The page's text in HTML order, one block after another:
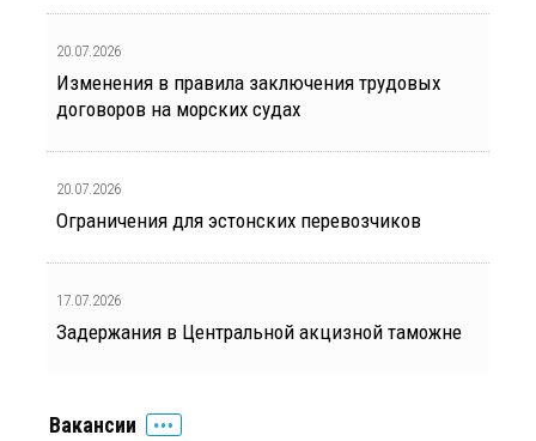
20.07.2026
Изменения в правила заключения трудовых
договоров на морских судах
20.07.2026
Ограничения для эстонских перевозчиков
17.07.2026
Задержания в Центральной акцизной таможне
Вакансии